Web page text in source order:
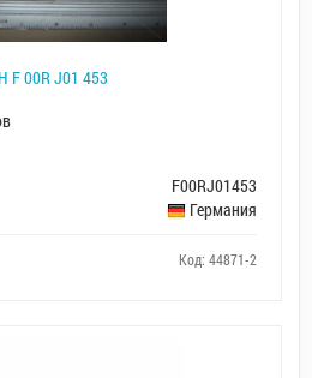
F 00R J01 453
F00RJ01453
Германия
Код: 44871-2